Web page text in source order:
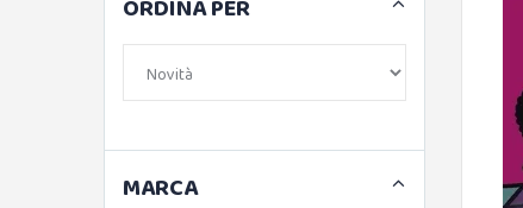
ORDINA PER
MARCA